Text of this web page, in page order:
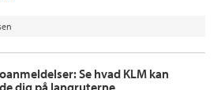
Se hvad KLM kan